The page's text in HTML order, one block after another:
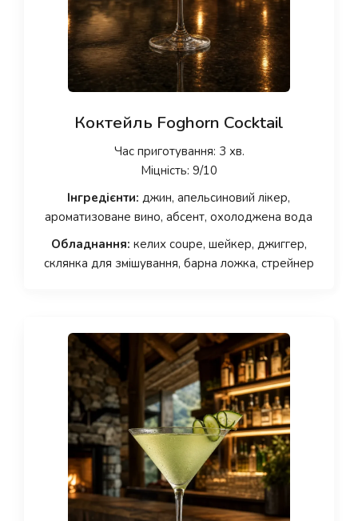
Коктейль Foghorn Cocktail
Час приготування: 3 хв.
Міцність: 9/10
Інгредієнти: джин, апельсиновий лікер,
ароматизоване вино, абсент, охолоджена вода
Обладнання: келих coupe, шейкер, джиггер,
склянка для змішування, барна ложка, стрейнер